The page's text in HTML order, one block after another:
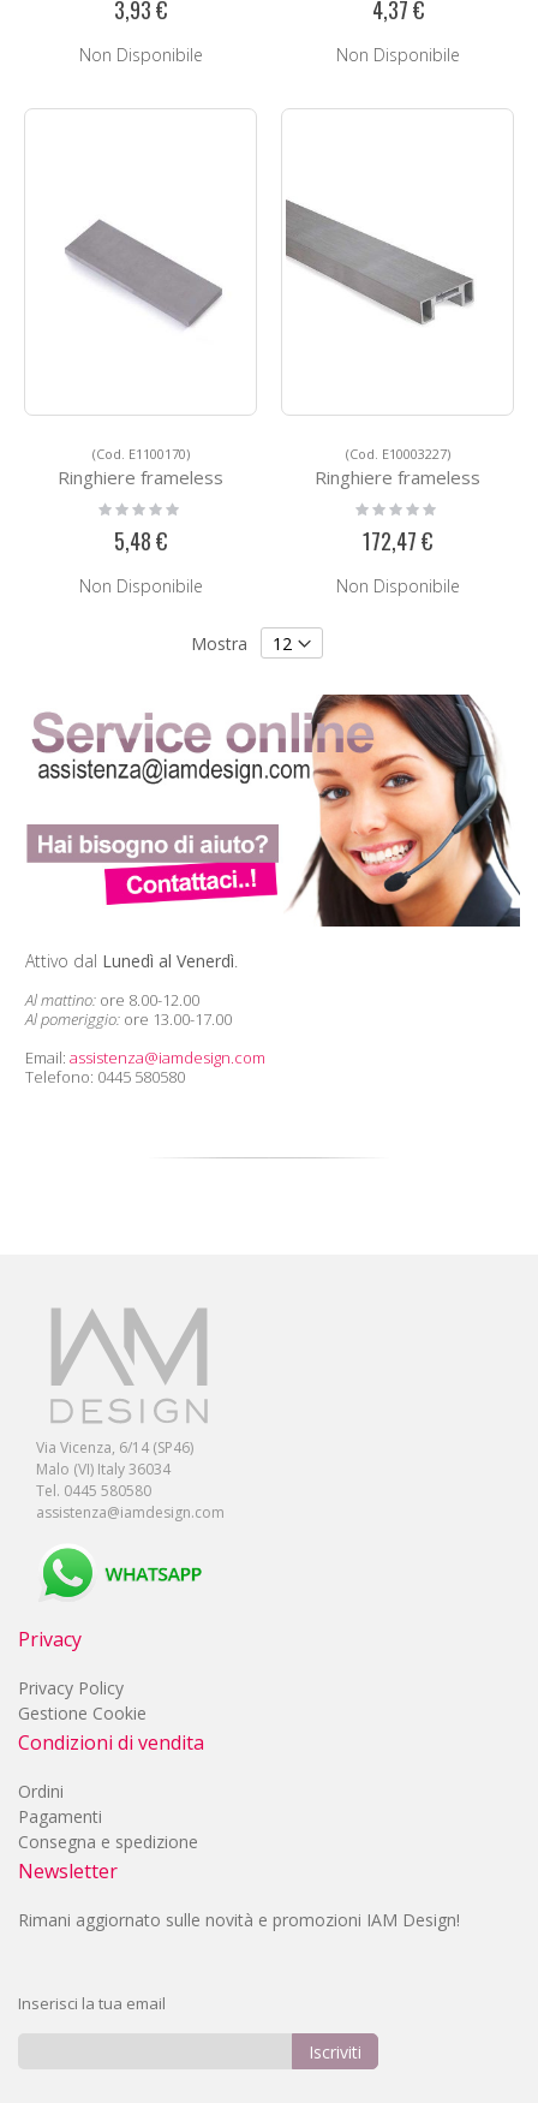
3,93 €
Non Disponibile
4,37 €
Non Disponibile
(Cod. E1100170)
Ringhiere frameless
Rating:
5,48 €
Non Disponibile
(Cod. E10003227)
Ringhiere frameless
Rating:
172,47 €
Non Disponibile
Mostra
Attivo dal Lunedì al Venerdì.
Al mattino: ore 8.00-12.00
Al pomeriggio: ore 13.00-17.00
Email: assistenza@iamdesign.com
Telefono: 0445 580580
Via Vicenza, 6/14 (SP46)
Malo (VI) Italy 36034
Tel. 0445 580580
assistenza@iamdesign.com
Privacy
Privacy Policy
Gestione Cookie
Condizioni di vendita
Ordini
Pagamenti
Consegna e spedizione
Newsletter
Rimani aggiornato sulle novità e promozioni IAM Design!
Inserisci la tua email
Iscriviti